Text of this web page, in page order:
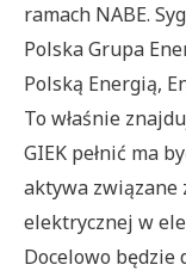
ramach NABE.
Polska Grupa
Polską Energią,
To właśnie
GIEK pełnić ma
aktywa
elektrycznej w
Docelowo będzie